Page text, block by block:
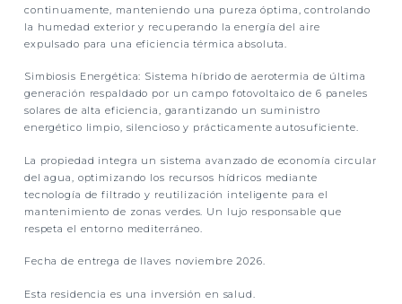
continuamente, manteniendo una pureza óptima, controlando
la humedad exterior y recuperando la energía del aire
expulsado para una eficiencia térmica absoluta.
Simbiosis Energética: Sistema híbrido de aerotermia de última
generación respaldado por un campo fotovoltaico de 6 paneles
solares de alta eficiencia, garantizando un suministro
energético limpio, silencioso y prácticamente autosuficiente.
La propiedad integra un sistema avanzado de economía circular
del agua
, optimizando los recursos hídricos mediante
tecnología de filtrado y reutilización inteligente para el
mantenimiento de zonas verdes. Un lujo responsable que
respeta el entorno mediterráneo.
Fecha de entrega de llaves noviembre 2026.
Esta residencia es una inversión en salud.